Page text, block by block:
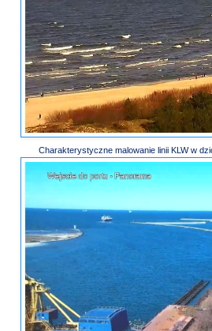
Charakterystyczne malowanie linii KLW w